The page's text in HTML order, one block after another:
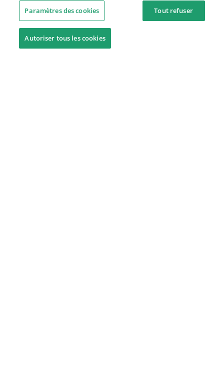
Paramètres des cookies Tout refuser
Autoriser tous les cookies